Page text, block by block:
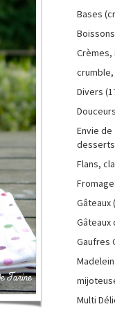
Bases
Boissons
Divers
Envie
Flans,
Gâteaux
Gâteaux
Gaufres
Multi